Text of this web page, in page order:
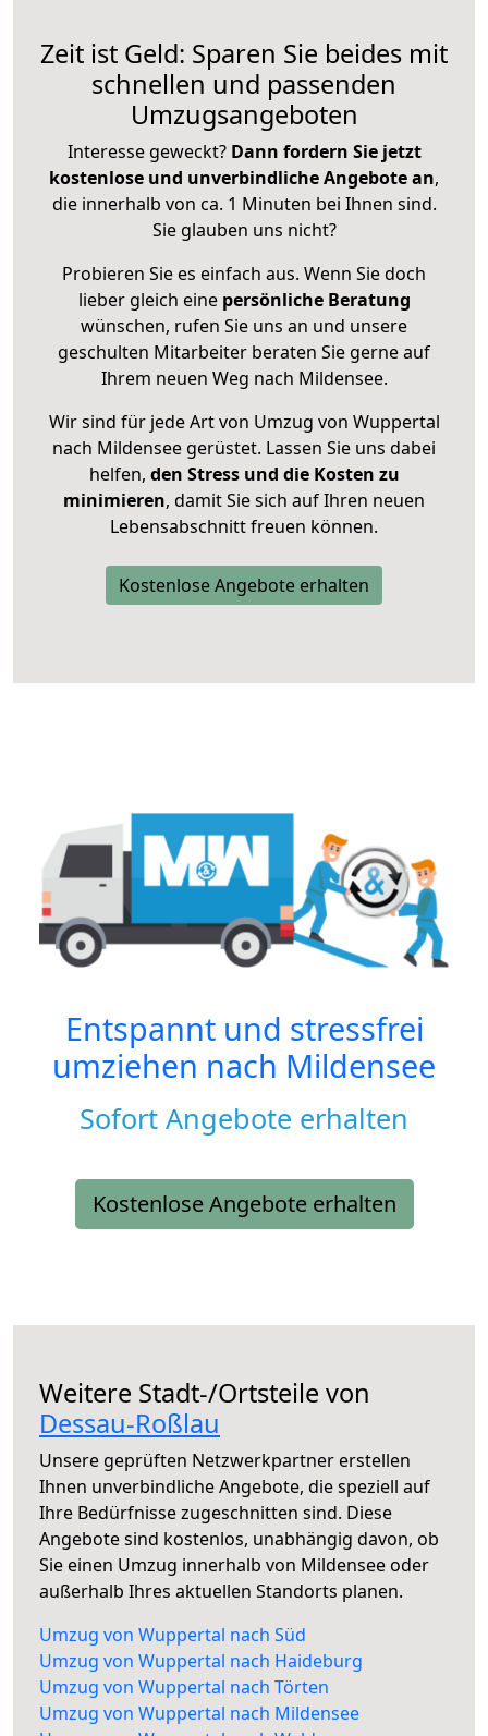
Zeit ist Geld: Sparen Sie beides mit
schnellen und passenden
Umzugsangeboten
Interesse geweckt? Dann fordern Sie jetzt
kostenlose und unverbindliche Angebote an,
die innerhalb von ca. 1 Minuten bei Ihnen sind.
Sie glauben uns nicht?
Probieren Sie es einfach aus. Wenn Sie doch
lieber gleich eine persönliche Beratung
wünschen, rufen Sie uns an und unsere
geschulten Mitarbeiter beraten Sie gerne auf
Ihrem neuen Weg nach Mildensee.
Wir sind für jede Art von Umzug von Wuppertal
nach Mildensee gerüstet. Lassen Sie uns dabei
helfen, den Stress und die Kosten zu
minimieren, damit Sie sich auf Ihren neuen
Lebensabschnitt freuen können.
Kostenlose Angebote erhalten
Entspannt und stressfrei
umziehen nach Mildensee
Sofort Angebote erhalten
Kostenlose Angebote erhalten
Weitere Stadt-/Ortsteile von
Dessau-Roßlau
Unsere geprüften Netzwerkpartner erstellen
Ihnen unverbindliche Angebote, die speziell auf
Ihre Bedürfnisse zugeschnitten sind. Diese
Angebote sind kostenlos, unabhängig davon, ob
Sie einen Umzug innerhalb von Mildensee oder
außerhalb Ihres aktuellen Standorts planen.
Umzug von Wuppertal nach Süd
Umzug von Wuppertal nach Haideburg
Umzug von Wuppertal nach Törten
Umzug von Wuppertal nach Mildensee